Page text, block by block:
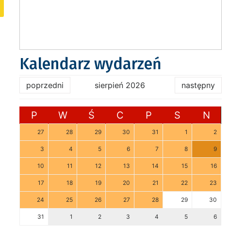
Kalendarz wydarzeń
poprzedni sierpień 2026 następny
P W Ś C P S N
27 28 29 30 31 1 2
3 4 5 6 7 8 9
10 11 12 13 14 15 16
17 18 19 20 21 22 23
24 25 26 27 28 29 30
31 1 2 3 4 5 6